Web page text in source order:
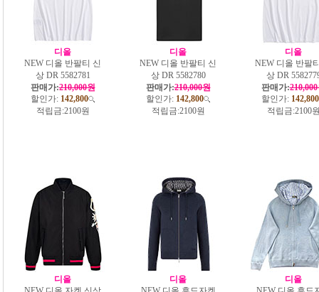
디올
NEW 디올 반팔티 신
상 DR 5582781
판매가:210,000원
할인가: 142,800
적립금:2100원
디올
NEW 디올 반팔티 신
상 DR 5582780
판매가:210,000원
할인가: 142,800
적립금:2100원
디올
NEW 디올 반팔
상 DR
판매가:
할인가: 142,800
적립금:2100
디올
디올
디올